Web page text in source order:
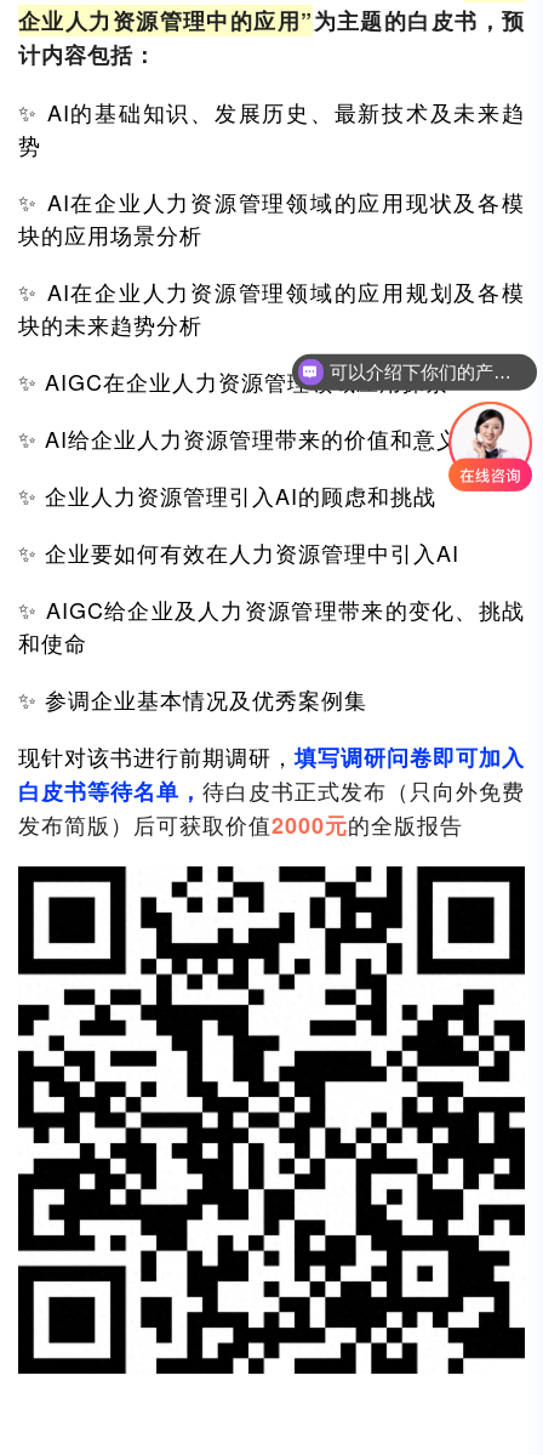
企业人力资源管理中的应用”为主题的白皮书，预
计内容包括：
✨ AI的基础知识、发展历史、最新技术及未来趋
势
✨ AI在企业人力资源管理领域的应用现状及各模
块的应用场景分析
✨ AI在企业人力资源管理领域的应用规划及各模
块的未来趋势分析
✨ AIGC在企业人力资源管理领域应用探索
✨ AI给企业人力资源管理带来的价值和意义
✨ 企业人力资源管理引入AI的顾虑和挑战
✨ 企业要如何有效在人力资源管理中引入AI
✨ AIGC给企业及人力资源管理带来的变化、挑战
和使命
✨ 参调企业基本情况及优秀案例集
现针对该书进行前期调研，填写调研问卷即可加入
白皮书等待名单， 待白皮书正式发布（只向外免费
发布简版）后可获取价值2000元的全版报告
可以介绍下你们的产品么